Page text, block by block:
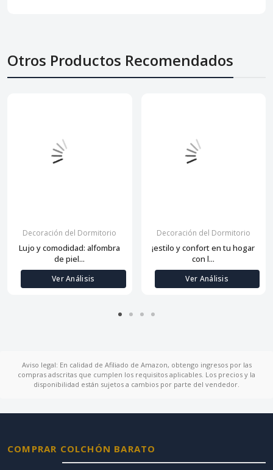
Otros Productos Recomendados
Decoración del Dormitorio
Lujo y comodidad: alfombra
de piel...
Ver Análisis
Decoración del Dormitorio
¡estilo y confort en tu hogar
con l...
Ver Análisis
Aviso legal: En calidad de Afiliado de Amazon, obtengo ingresos por las
compras adscritas que cumplen los requisitos aplicables. Los precios y la
disponibilidad están sujetos a cambios por parte del vendedor.
COMPRAR COLCHÓN BARATO